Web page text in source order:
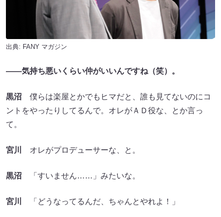
出典: FANY マガジン
――気持ち悪いくらい仲がいいんですね（笑）。
黒沼 僕らは楽屋とかでもヒマだと、誰も見てないのにコ
ントをやったりしてるんで。オレがＡＤ役な、とか言っ
て。
宮川 オレがプロデューサーな、と。
黒沼 「すいません……」みたいな。
宮川 「どうなってるんだ、ちゃんとやれよ！」